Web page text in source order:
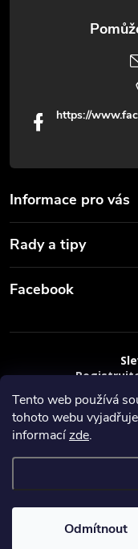
Tento web používá
tohoto webu
informacízde.
Odmítnout
Informace pro vás
Rady a tipy
https://
Facebook
Copyright 2026
VRÁCENÍ 14 DNÍ sleva